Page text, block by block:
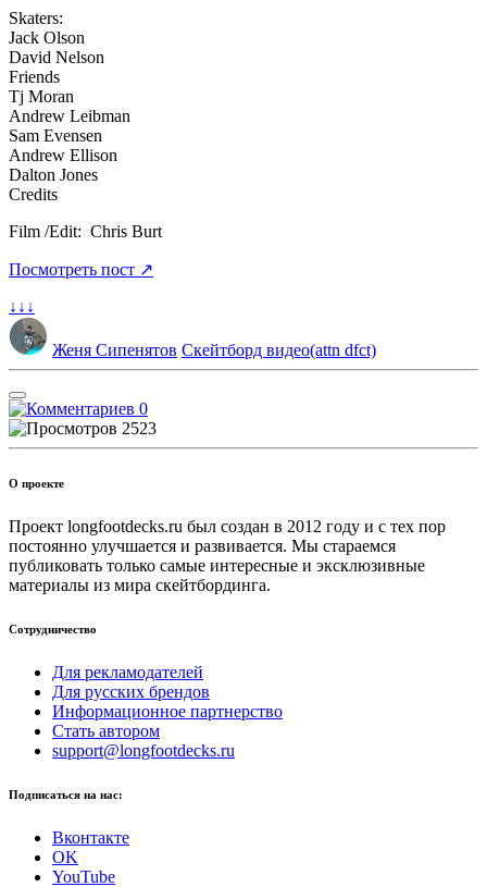
Skaters:
Jack Olson
David Nelson
Friends
Tj Moran
Andrew Leibman
Sam Evensen
Andrew Ellison
Dalton Jones
Credits
Film /Edit: Chris Burt
Посмотреть пост ↗
↓↓↓
Женя Сипенятов Скейтборд видео(attn dfct)
0
2523
О проекте
Проект longfootdecks.ru был создан в 2012 году и с тех пор
постоянно улучшается и развивается. Мы стараемся
публиковать только самые интересные и эксклюзивные
материалы из мира скейтбординга.
Сотрудничество
Для рекламодателей
Для русских брендов
Информационное партнерство
Стать автором
support@longfootdecks.ru
Подписаться на нас:
Вконтакте
OK
YouTube